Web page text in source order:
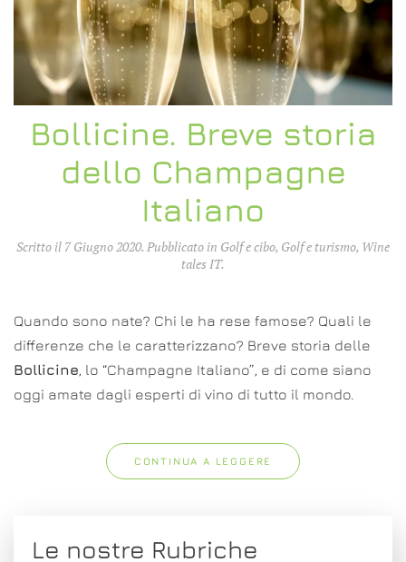
Bollicine. Breve storia
dello Champagne
Italiano
Scritto il 7 Giugno 2020. Pubblicato in Golf e cibo, Golf e turismo, Wine
tales IT.
Quando sono nate? Chi le ha rese famose? Quali le
differenze che le caratterizzano? Breve storia delle
Bollicine, lo “Champagne Italiano”, e di come siano
oggi amate dagli esperti di vino di tutto il mondo.
CONTINUA A LEGGERE
Le nostre Rubriche